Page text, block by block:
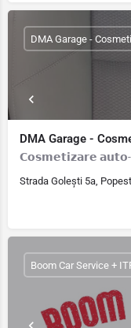
DMA Garage -
Strada Golești 5a,
DMA Garage -
Boom Car Service +